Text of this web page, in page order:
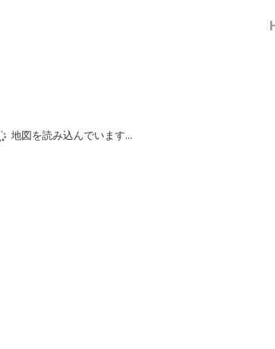
地図を読み込んでいます...